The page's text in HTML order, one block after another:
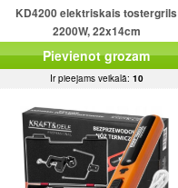
KD4200 elektriskais tostergrils
2200W, 22x14cm
Pievienot grozam
Ir pieejams veikalā: 10